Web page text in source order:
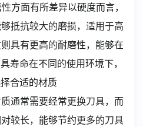
方面有所差异以硬度而言，
抵抗较大的磨损，适用于高
具有更高的耐磨性，能够在
寿命在不同的使用环境下，
合适的材质
通常需要经常更换刀具，而
较长，能够节约更多的刀具